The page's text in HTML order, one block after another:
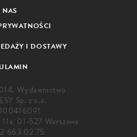
I DOSTAWY
Wydawnictwo
Sp. z o.o.
01-527 Warszawa
663 02 75